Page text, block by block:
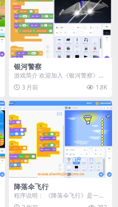
银河警察
游戏简介 欢迎加入《银河警察》
——你将扮演星际警察部队中一名
虽是新兵但身手不凡的...
3 月前 1.8K
降落伞飞行
程序说明： 《降落伞飞行》是一个
基于Scratch平台开发的趣味游戏。